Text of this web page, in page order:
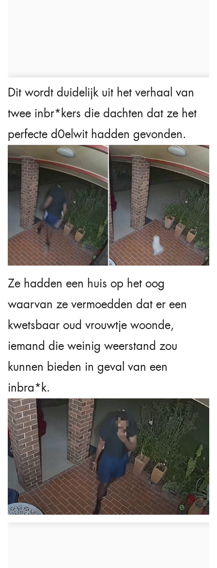
Dit wordt duidelijk uit het verhaal van
twee inbr*kers die dachten dat ze het
perfecte d0elwit hadden gevonden.
Ze hadden een huis op het oog
waarvan ze vermoedden dat er een
kwetsbaar oud vrouwtje woonde,
iemand die weinig weerstand zou
kunnen bieden in geval van een
inbra*k.